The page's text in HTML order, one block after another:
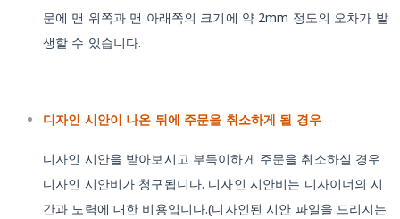
문에 맨 위쪽과 맨 아래쪽의 크기에 약 2mm 정도의 오차가 발
생할 수 있습니다.
디자인 시안이 나온 뒤에 주문을 취소하게 될 경우
디자인 시안을 받아보시고 부득이하게 주문을 취소하실 경우
디자인 시안비가 청구됩니다. 디자인 시안비는 디자이너의 시
간과 노력에 대한 비용입니다.(디자인된 시안 파일을 드리지는